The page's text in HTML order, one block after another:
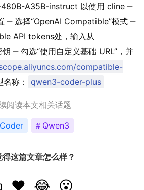
A35B-instruct 以使用 cline ‒
‒ 选择“OpenAI Compatible”模式 ‒
API tokens处，输入从
‒ 勾选“使用自定义基础 URL”，并
compatible-
称： qwen3-coder-plus
阅读本文相关话题
Coder Qwen3
得这篇文章怎么样？
❤️ 😂 😮